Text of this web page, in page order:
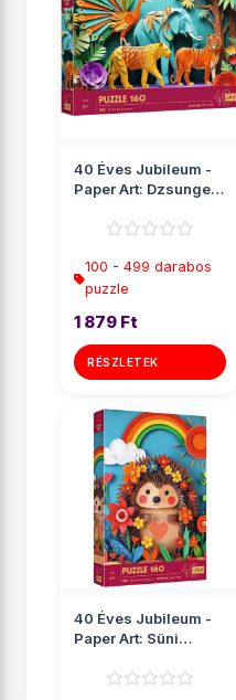
40 Éves Jubileum -
Paper Art: Dzsungel
100 - 499 darabos
puzzle
1 879 Ft
RÉSZLETEK
40 Éves Jubileum -
Paper Art: Süni
Trefl